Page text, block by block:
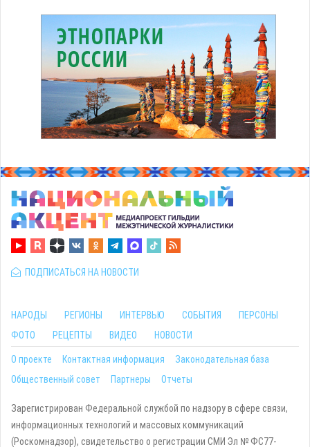
ПОДПИСАТЬСЯ НА НОВОСТИ
НАРОДЫ РЕГИОНЫ ИНТЕРВЬЮ СОБЫТИЯ
ПЕРСОНЫ
ФОТО
РЕЦЕПТЫ ВИДЕО НОВОСТИ
О проекте Контактная информация
Законодательная база
Общественный совет
Партнеры Отчеты
Зарегистрирован Федеральной службой по надзору в сфере связи,
информационных технологий и массовых коммуникаций
(Роскомнадзор), свидетельство о регистрации СМИ Эл № ФС77-